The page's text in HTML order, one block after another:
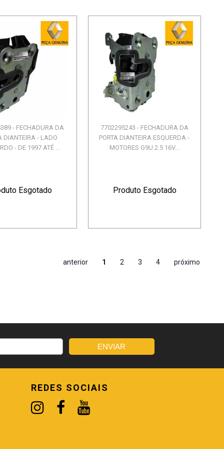
- FECHADURA DA
DIANTEIRA - LADO
- DE 1997 ATÉ ...
Esgotado
7702295243 - FECHADURA DA
PORTA DIANTEIRA ESQUERDA -
MOTORES G9U 2.5 16V...
Produto Esgotado
anterior 1 2 3 4 próximo
REDES SOCIAIS